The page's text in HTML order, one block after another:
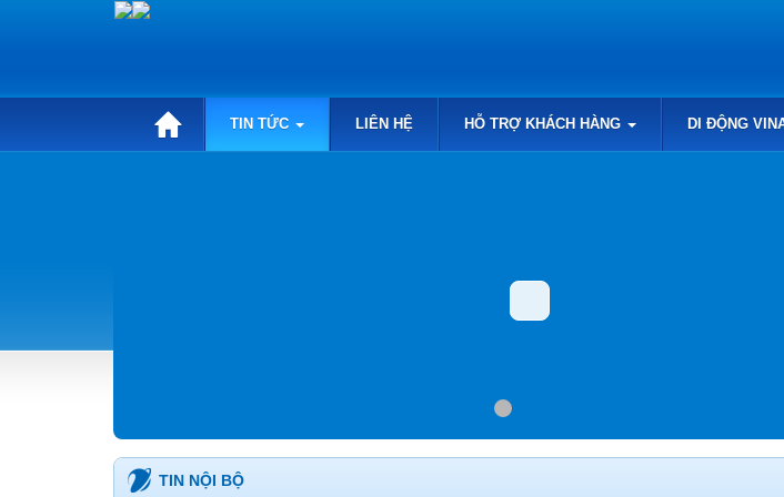
TIN TỨC LIÊN HỆ HỖ TRỢ KHÁCH HÀNG DI ĐỘNG
TIN NỘI BỘ